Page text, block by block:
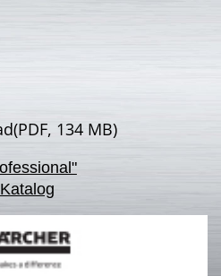
134 MB)
Katalog